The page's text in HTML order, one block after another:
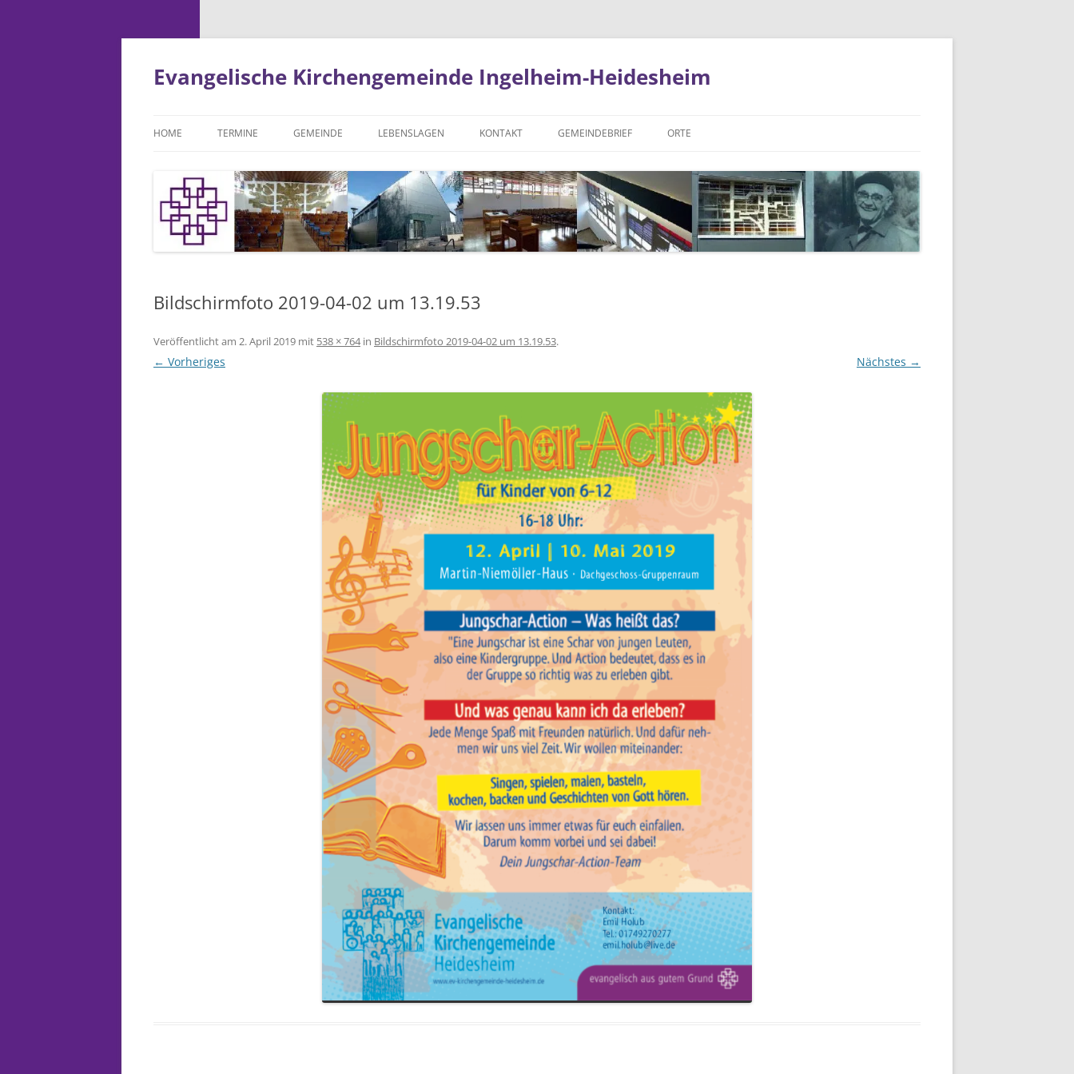
Zum
Evangelische Kirchengemeinde Ingelheim-Heidesheim
HOME TERMINE GEMEINDE
BAUAUSSCHUSS
BESUCHSDIENST
„BOTE“ REDAKTION
FESTAUSSCHUSS
HANDARBEITSKREIS
JUNGSCHAR
KIRCHE UND MUSIK
WELTLADEN
LEBENSLAGEN
KONFIRMATION
TAUFE
MITGLIED WERDEN
KONTAKT
GEMEINDESEKRETÄRIN
KÜSTERIN
GEMEINDEBRIEF
BOTE VORHERGEHENDE
AUSGABEN
ORTE
DIE KIRCHE IN 360°
ZOAR
Bildschirmfoto 2019-04-02 um 13.19.53
Veröffentlicht am 2. April 2019 mit 538 × 764in Bildschirmfoto 2019-04-02 um 13.19.53.
← Vorheriges Nächstes →